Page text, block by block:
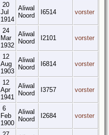
20
Jul
1914
Aliwal
Noord
I6514 vorster
24
Mar
1932
Aliwal
Noord
I2101 vorster
12
Aug
1903
Aliwal
Noord
I6814 vorster
12
Apr
1941
Aliwal
Noord
I3757 vorster
6
Feb
1900
Aliwal
Noord
I2684 vorster